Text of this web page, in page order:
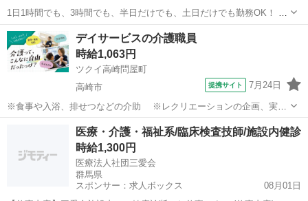
1日1時間でも、3時間でも、半日だけでも、土日だけでも勤務OK！ ダ
ブルワーク、フリーランスで働く方にも最適です。 40歳～65歳の方が
活躍できるお仕事です！ 訪問介護業界に興味がある方、未経験でも当
社アドバイザーが丁寧に...
群馬 訪問介護
デイサービスの介護職員
時給1,063円
ツクイ高崎問屋町
高崎市
提携サイト 7月24日
※食事や入浴、排せつなどの介助 ※レクリエーションの企画、実施
※他スタッフと連携してのケア業務全般 ※送迎・添乗業務 ※各
更の範囲 なし ◆有期労...
高崎市 介護
医療・介護・福祉系/臨床検査技師/施設内健診
時給1,300円
医療法人社団三愛会
群馬県
スポンサー：求人ボックス
08月01日